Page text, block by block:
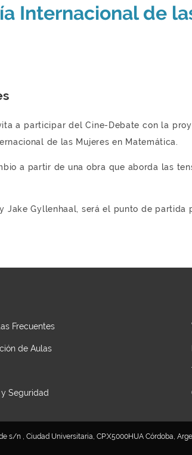
Internacional de
a participar del Cine-Debate con la
de las Mujeres en Matemática.
a partir de una obra que aborda las
Jake Gyllenhaal, será el punto de
Frecuentes
de Aulas
Seguridad
s/n , Ciudad Universitaria, CP:X5000HUA Córdoba,